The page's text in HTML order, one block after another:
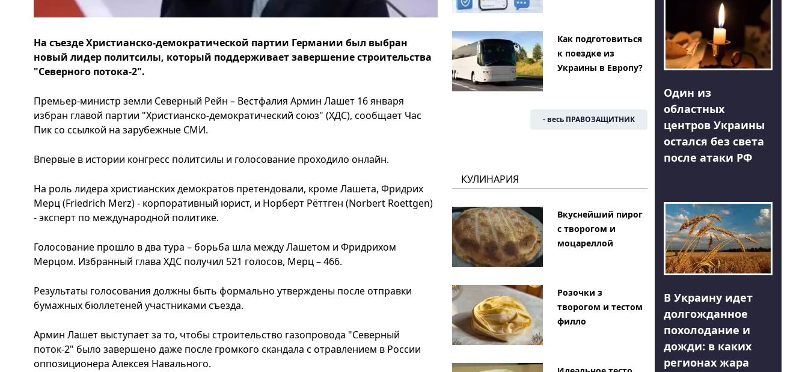
На съезде Христианско-демократической партии Германии был выбран
новый лидер политсилы, который поддерживает завершение строительства
"Северного потока-2".
Премьер-министр земли Северный Рейн – Вестфалия Армин Лашет 16 января
избран главой партии "Христианско-демократический союз" (ХДС), сообщает Час
Пик со ссылкой на зарубежные СМИ.
Впервые в истории конгресс политсилы и голосование проходило онлайн.
На роль лидера христианских демократов претендовали, кроме Лашета, Фридрих
Мерц (Friedrich Merz) - корпоративный юрист, и Норберт Рёттген (Norbert Roettgen)
- эксперт по международной политике.
Голосование прошло в два тура – борьба шла между Лашетом и Фридрихом
Мерцом. Избранный глава ХДС получил 521 голосов, Мерц – 466.
Результаты голосования должны быть формально утверждены после отправки
бумажных бюллетеней участниками съезда.
Армин Лашет выступает за то, чтобы строительство газопровода "Северный
поток-2" было завершено даже после громкого скандала с отравлением в России
оппозиционера Алексея Навального.
Как подготовиться
к поездке из
Украины в Европу?
- весь ПРАВОЗАЩИТНИК
КУЛИНАРИЯ
Вкуснейший пирог
с творогом и
моцареллой
Розочки з
творогом и тестом
филло
Один из
областных
центров Украины
остался без света
после атаки РФ
В Украину идет
долгожданное
похолодание и
дожди: в каких
регионах жара